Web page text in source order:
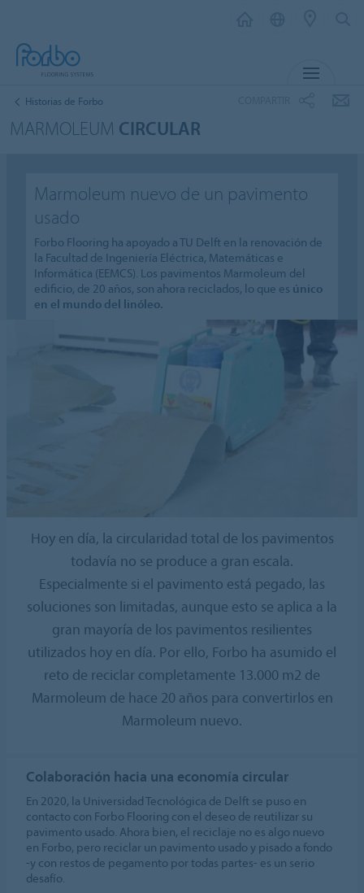
Historias de Forbo
MARMOLEUM CIRCULAR
Marmoleum nuevo de un pavimento
usado
Forbo Flooring ha apoyado a TU Delft en la renovación de
la Facultad de Ingeniería Eléctrica, Matemáticas e
Informática (EEMCS). Los pavimentos Marmoleum del
edificio, de 20 años, son ahora reciclados, lo que es único
en el mundo del linóleo.
Hoy en día, la circularidad total de los pavimentos
todavía no se produce a gran escala.
Especialmente si el pavimento está pegado, las
soluciones son limitadas, aunque esto se aplica a la
gran mayoría de los pavimentos resilientes
utilizados hoy en día. Por ello, Forbo ha asumido el
reto de reciclar completamente 13.000 m2 de
Marmoleum de hace 20 años para convertirlos en
Marmoleum nuevo.
Colaboración hacia una economía circular
En 2020, la Universidad Tecnológica de Delft se puso en
contacto con Forbo Flooring con el deseo de reutilizar su
pavimento usado. Ahora bien, el reciclaje no es algo nuevo
en Forbo, pero reciclar un pavimento usado y pisado a fondo
-y con restos de pegamento por todas partes- es un serio
desafío.